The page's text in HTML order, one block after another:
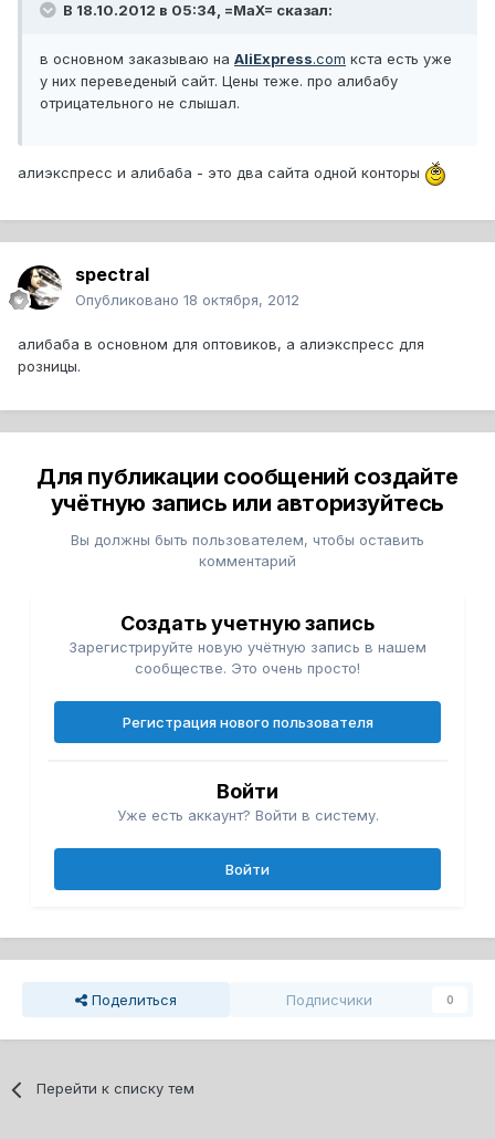
В 18.10.2012 в 05:34, =MaX= сказал:
в основном заказываю на AliExpress.com кста есть уже
у них переведеный сайт. Цены теже. про алибабу
отрицательного не слышал.
алиэкспресс и алибаба - это два сайта одной конторы
spectral
Опубликовано 18 октября, 2012
алибаба в основном для оптовиков, а алиэкспресс для
розницы.
Для публикации сообщений создайте
учётную запись или авторизуйтесь
Вы должны быть пользователем, чтобы оставить
комментарий
Создать учетную запись
Зарегистрируйте новую учётную запись в нашем
сообществе. Это очень просто!
Регистрация нового пользователя
Войти
Уже есть аккаунт? Войти в систему.
Войти
Поделиться Подписчики 0
Перейти к списку тем